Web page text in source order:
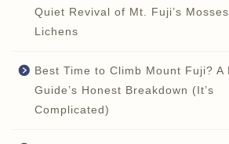
Quiet Revival of Mt. Fuji’s
Lichens
Best Time to Climb Mount Fuji? A
Guide’s Honest Breakdown (It’s
Complicated)